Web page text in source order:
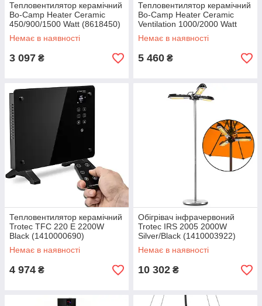
Тепловентилятор керамічний
Bo-Camp Heater Ceramic
450/900/1500 Watt (8618450)
Немає в наявності
3 097 ₴
Тепловентилятор керамічний
Bo-Camp Heater Ceramic
Ventilation 1000/2000 Watt
(8618460)
Немає в наявності
5 460 ₴
Тепловентилятор керамічний
Trotec TFC 220 E 2200W
Black (1410000690)
Немає в наявності
4 974 ₴
Обігрівач інфрачервоний
Trotec IRS 2005 2000W
Silver/Black (1410003922)
Немає в наявності
10 302 ₴